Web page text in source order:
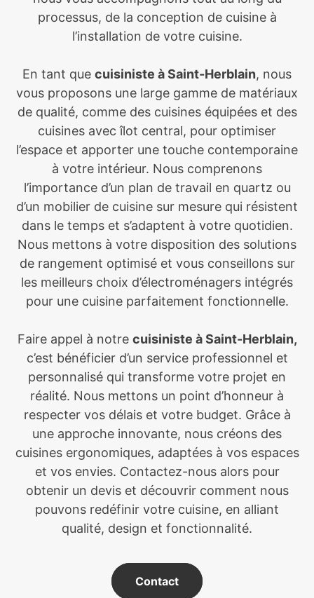
processus, de la conception de cuisine à
l’installation de votre cuisine.
En tant que cuisiniste à Saint-Herblain, nous
vous proposons une large gamme de matériaux
de qualité, comme des cuisines équipées et des
cuisines avec îlot central, pour optimiser
l’espace et apporter une touche contemporaine
à votre intérieur. Nous comprenons
l’importance d’un plan de travail en quartz ou
d’un mobilier de cuisine sur mesure qui résistent
dans le temps et s’adaptent à votre quotidien.
Nous mettons à votre disposition des solutions
de rangement optimisé et vous conseillons sur
les meilleurs choix d’électroménagers intégrés
pour une cuisine parfaitement fonctionnelle.
Faire appel à notre cuisiniste à Saint-Herblain,
c’est bénéficier d’un service professionnel et
personnalisé qui transforme votre projet en
réalité. Nous mettons un point d’honneur à
respecter vos délais et votre budget. Grâce à
une approche innovante, nous créons des
cuisines ergonomiques, adaptées à vos espaces
et vos envies. Contactez-nous alors pour
obtenir un devis et découvrir comment nous
pouvons redéfinir votre cuisine, en alliant
qualité, design et fonctionnalité.
Contact